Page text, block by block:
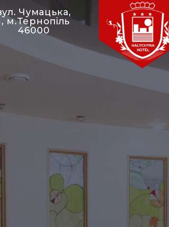
Чумацька,
м.Тернопіль
46000